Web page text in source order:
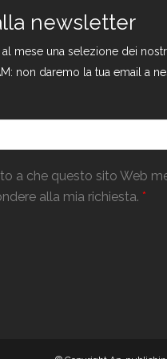
newsletter
al mese una selezione dei
non daremo la tua email a
a che questo sito Web
alla mia richiesta. *